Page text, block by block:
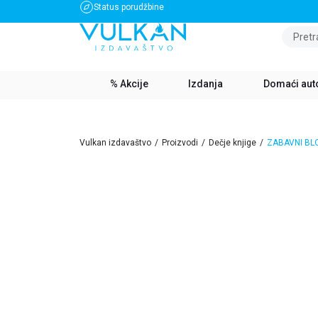
Status porudžbine
BESPLATNA DOSTAVA ZA IZNOS PREKO 3500 RSD
% Akcije Izdanja Domaći
Vulkan izdavaštvo Proizvodi Dečje knjige ZABAVNI